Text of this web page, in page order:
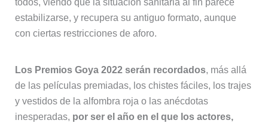
todos, viendo que la situación sanitaria al fin parece
estabilizarse, y recupera su antiguo formato, aunque
con ciertas restricciones de aforo.
Los Premios Goya 2022 serán recordados, más allá
de las películas premiadas, los chistes fáciles, los trajes
y vestidos de la alfombra roja o las anécdotas
inesperadas, por ser el año en el que los actores,